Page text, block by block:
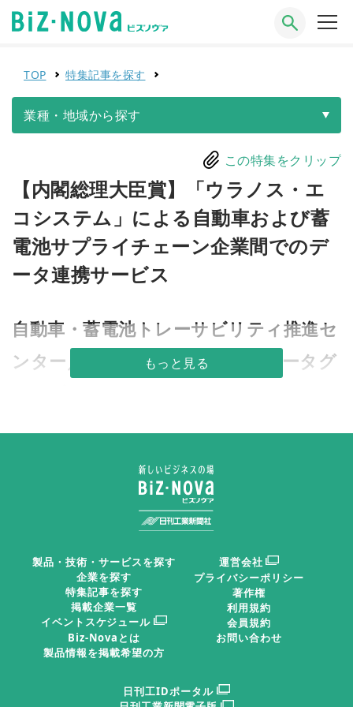
TOP 特集記事を探す
業種・地域から探す
この特集をクリップ
【内閣総理大臣賞】「ウラノス・エ
コシステム」による自動車および蓄
電池サプライチェーン企業間でのデ
ータ連携サービス
自動車・蓄電池トレーサビリティ推進セ
ンター／ＮＴＴデータ／ＮＴＴデータグ
ノス・エコシステム」の社会実装が始まった。先導役と
なったのが、自動車・蓄電池業界のサプライチェーン
（供給網）構成企業向けデータ連携サービスだ。蓄電池
タ連携が可能。２０２３年８月施行の欧州電池規則で求
められた蓄電池のライフサイクル全体での二酸化炭素
（ＣＯ２）排出量や資源リサイクル率の開示に対応し
「自動車、電池業界が一緒になってプラットフォーム
製品・技術・サービスを探す
企業を探す
特集記事を探す
掲載企業一覧
イベントスケジュール
Biz-Novaとは
製品情報を掲載希望の方
運営会社
プライバシーポリシー
著作権
利用規約
会員規約
お問い合わせ
日刊工IDポータル